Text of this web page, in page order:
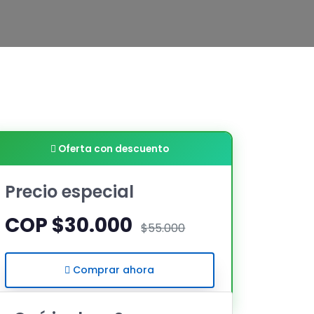
Oferta con descuento
Precio especial
COP $30.000 $55.000
Comprar ahora